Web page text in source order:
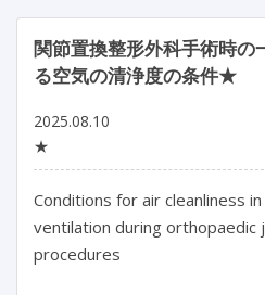
関節置換整形外科手術時の
る空気の清浄度の条件★
2025.08.10
★
Conditions for air cleanliness
ventilation during orthopaedic
procedures